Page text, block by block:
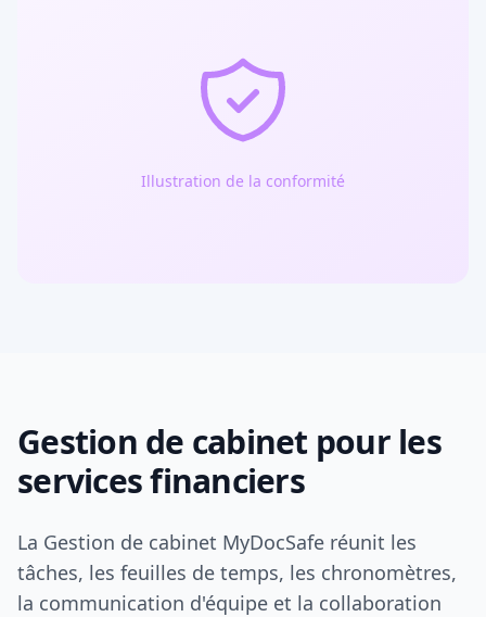
Illustration de la conformité
Gestion de cabinet pour les
services financiers
La Gestion de cabinet MyDocSafe réunit les
tâches, les feuilles de temps, les chronomètres,
la communication d'équipe et la collaboration